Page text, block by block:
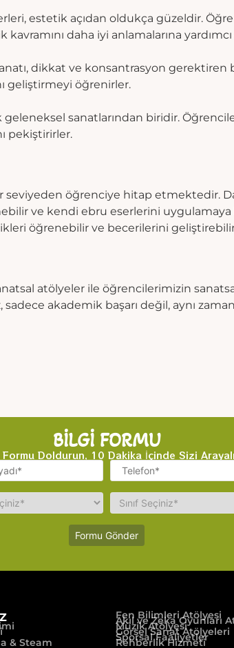
estetik açıdan oldukça güzeldir.
daha iyi anlamalarına yardımcı
dikkat ve konsantrasyon gerektiren
geliştirmeyi öğrenirler.
geleneksel sanatlarından biridir.
pekiştirirler.
seviyeden öğrenciye hitap etmektedir.
ve kendi ebru eserlerini uygulamaya
öğrenebilir ve becerilerini
atölyeler ile öğrencilerimizin
akademik başarı değil, aynı
BİLGİ FORMU
Formu Doldurun, 10 Dakika İçinde Sizi
& Steam
Fen Bilimleri Atölyesi
Akıl ve Zeka Oyunları
Müzik Atölyesi
Görsel Sanat Atölyeleri
Sporsal Faaliyetler
Rehberlik Hizmeti